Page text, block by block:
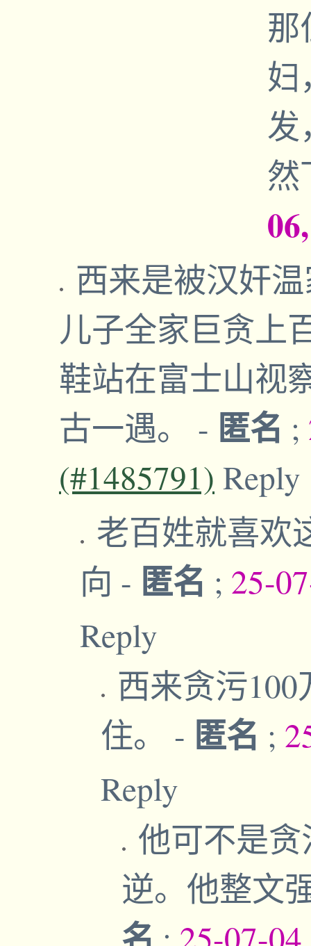
那
妇
发
然
西来是被汉奸
儿子全家巨贪上
鞋站在富士山视
古一遇。 - 匿名 ;
(#1485791) Reply
老百姓就喜欢
向 - 匿名 ; 25-
Reply
西来贪污
住。 - 匿名 ;
Reply
他可不是
逆。他整文